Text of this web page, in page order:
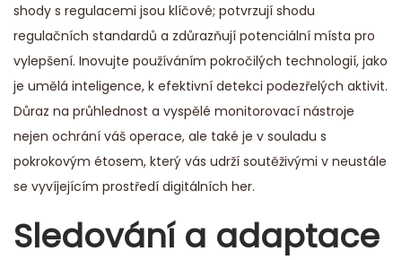
shody s regulacemi jsou klíčové; potvrzují shodu
regulačních standardů a zdůrazňují potenciální místa pro
vylepšení. Inovujte používáním pokročilých technologií, jako
je umělá inteligence, k efektivní detekci podezřelých aktivit.
Důraz na průhlednost a vyspělé monitorovací nástroje
nejen ochrání váš operace, ale také je v souladu s
pokrokovým étosem, který vás udrží soutěživými v neustále
se vyvíjejícím prostředí digitálních her.
Sledování a adaptace